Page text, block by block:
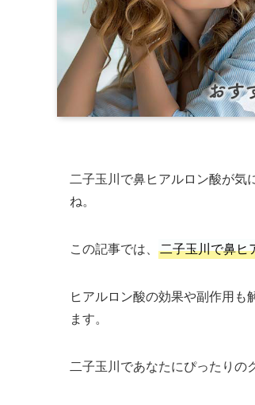
二子玉川で鼻ヒアルロン酸が
ね。
この記事では、 二子玉川で鼻ヒ
ヒアルロン酸の効果や副作用
ます。
二子玉川であなたにぴったりの